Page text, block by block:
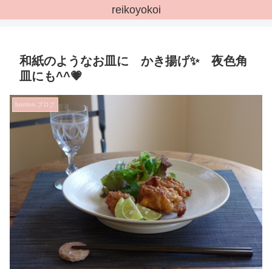
reikoyokoi
和紙のようなお皿に かき揚げ✨ 夜色角
皿にも^^💗
bonton.ブログ